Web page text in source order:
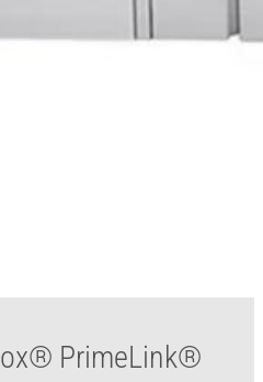
PrimeLink®